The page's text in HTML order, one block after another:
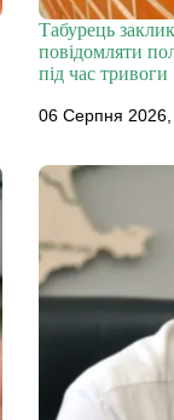
Табурець
повідомляти
під час тривоги
06 Серпня 2026,